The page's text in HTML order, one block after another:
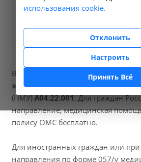
В наших клиниках мы проводим
железы и паращитовидных
(НМУ)A04.22.001. Для граждан
направление, медицинская
полису ОМС бесплатно.
Для иностранных граждан или при
направления по форме 057/у
использования cookie.
Отклонить
Настроить
Принять Всё